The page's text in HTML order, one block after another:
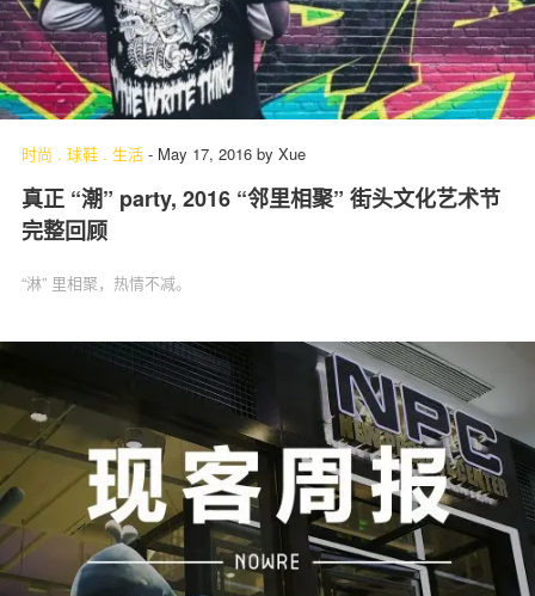
时尚 . 球鞋 . 生活 - May 17, 2016 by Xue
真正 “潮” party, 2016 “邻里相聚” 街头文化艺术节
完整回顾
“淋” 里相聚，热情不减。